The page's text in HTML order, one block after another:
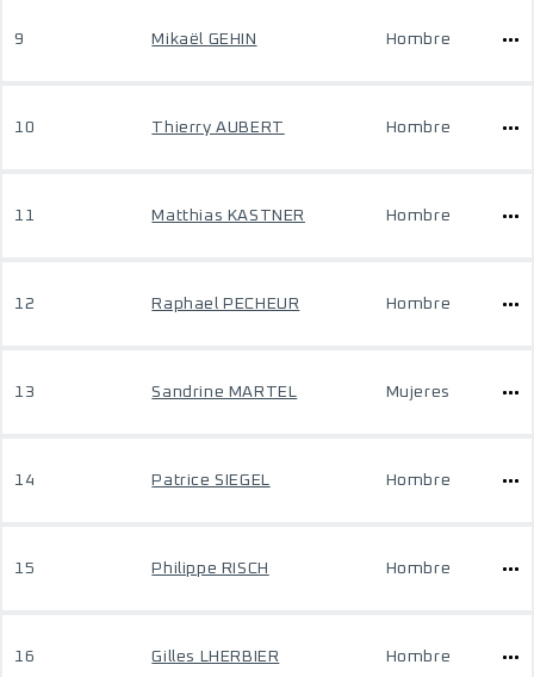
9 Mikaël GEHIN Hombre
10 Thierry AUBERT Hombre
11 Matthias KASTNER Hombre
12 Raphael PECHEUR Hombre
13 Sandrine MARTEL Mujeres
14 Patrice SIEGEL Hombre
15 Philippe RISCH Hombre
16 Gilles LHERBIER Hombre